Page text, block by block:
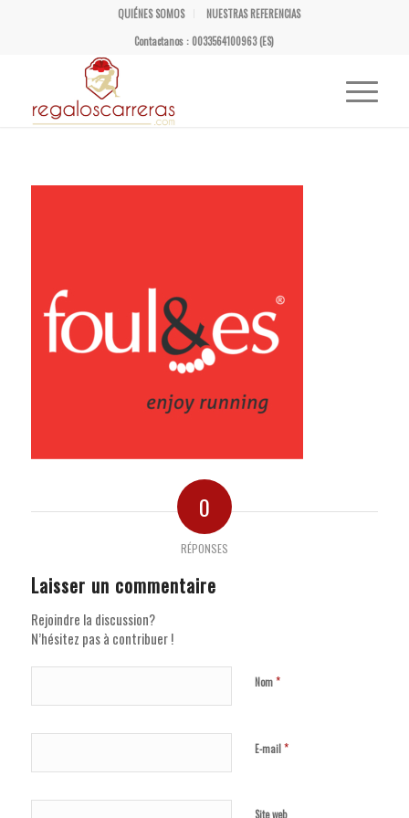
QUIÉNES SOMOS
NUESTRAS REFERENCIAS
Contactanos : 0033564100963 (ES)
0
RÉPONSES
Laisser un commentaire
Rejoindre la discussion?
N’hésitez pas à contribuer !
Nom*
E-mail*
Site web